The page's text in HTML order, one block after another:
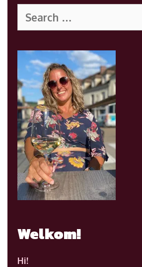
for:
Welkom!
Hi!